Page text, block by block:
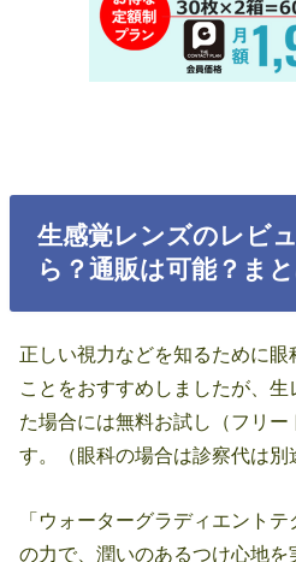
生感覚レンズのレビ
ら？通販は可能？ま
正しい視力などを知るために眼
ことをおすすめしましたが、
た場合には無料お試し（フリ
す。（眼科の場合は診察代は別
「ウォーターグラディエント
の力で、潤いのあるつけ心地